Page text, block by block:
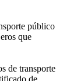
público
que
de transporte
de